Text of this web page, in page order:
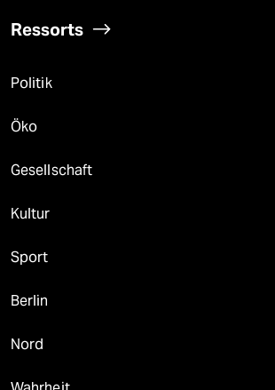
Ressorts
Politik
Öko
Gesellschaft
Kultur
Sport
Berlin
Nord